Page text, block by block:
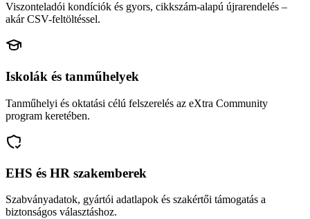
Viszonteladói kondíciók és gyors, cikkszám-alapú újrarendelés –
akár CSV-feltöltéssel.
Iskolák és tanműhelyek
Tanműhelyi és oktatási célú felszerelés az eXtra Community
program keretében.
EHS és HR szakemberek
Szabványadatok, gyártói adatlapok és szakértői támogatás a
biztonságos választáshoz.